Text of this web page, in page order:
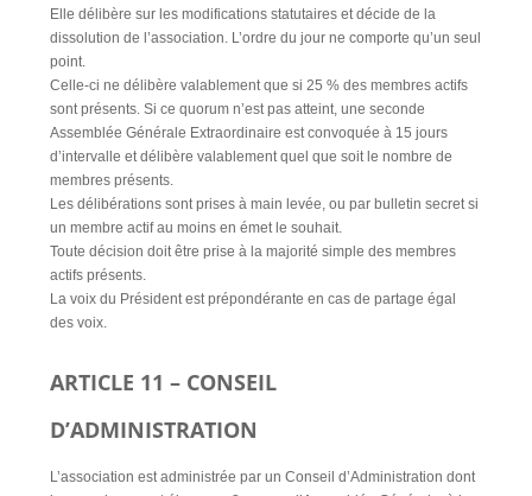
Elle délibère sur les modifications statutaires et décide de la
dissolution de l’association. L’ordre du jour ne comporte qu’un seul
point.
Celle-ci ne délibère valablement que si 25 % des membres actifs
sont présents. Si ce quorum n’est pas atteint, une seconde
Assemblée Générale Extraordinaire est convoquée à 15 jours
d’intervalle et délibère valablement quel que soit le nombre de
membres présents.
Les délibérations sont prises à main levée, ou par bulletin secret si
un membre actif au moins en émet le souhait.
Toute décision doit être prise à la majorité simple des membres
actifs présents.
La voix du Président est prépondérante en cas de partage égal
des voix.
ARTICLE 11 – CONSEIL
D’ADMINISTRATION
L’association est administrée par un Conseil d’Administration dont